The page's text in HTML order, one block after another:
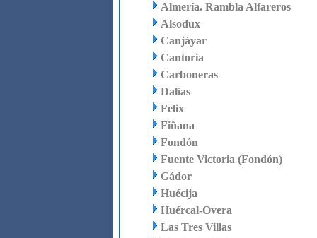
Almería. Rambla Alfareros
Alsodux
Canjáyar
Cantoria
Carboneras
Dalías
Felix
Fiñana
Fondón
Fuente Victoria (Fondón)
Gádor
Huécija
Huércal-Overa
Las Tres Villas